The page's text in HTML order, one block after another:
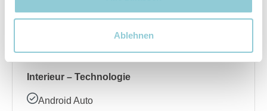
Ablehnen
Beheizbares Lenkrad
Interieur – Technologie
Android Auto